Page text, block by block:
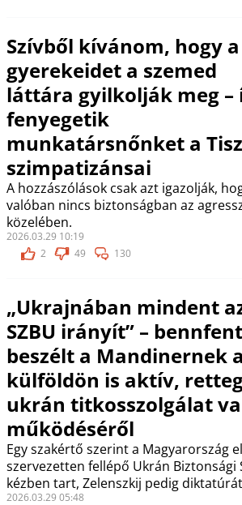
Szívből kívánom, hogy a
gyerekeidet a szemed
láttára gyilkolják meg –
fenyegetik
munkatársnőnket a
szimpatizánsai
A hozzászólások csak azt igazolják,
valóban nincs biztonságban az
közelében.
2026.03.29 10:19
2
49 130
„Ukrajnában mindent
SZBU irányít” –
beszélt a Mandinernek a
külföldön is aktív,
ukrán titkosszolgálat
működéséről
Egy szakértő szerint a Magyarország
szervezetten fellépő Ukrán Biztonsági
kézben tart, Zelenszkij pedig
2026.03.29 05:48